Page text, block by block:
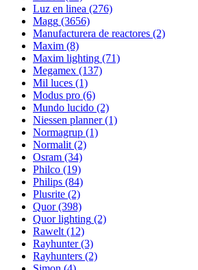
Luz en linea (276)
Magg (3656)
Manufacturera de reactores (2)
Maxim (8)
Maxim lighting (71)
Megamex (137)
Mil luces (1)
Modus pro (6)
Mundo lucido (2)
Niessen planner (1)
Normagrup (1)
Normalit (2)
Osram (34)
Philco (19)
Philips (84)
Plusrite (2)
Quor (398)
Quor lighting (2)
Rawelt (12)
Rayhunter (3)
Rayhunters (2)